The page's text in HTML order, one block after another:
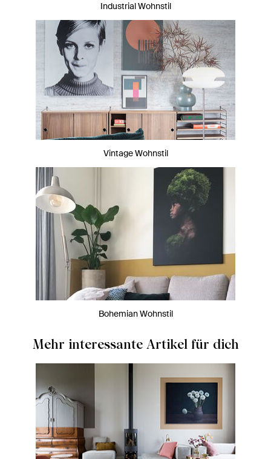
Industrial Wohnstil
Vintage Wohnstil
Bohemian Wohnstil
Mehr interessante Artikel für dich